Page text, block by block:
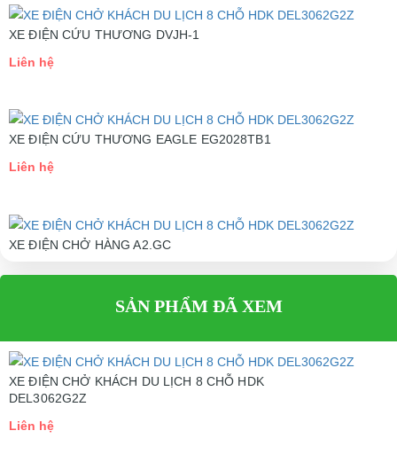
XE ĐIỆN CỨU THƯƠNG DVJH-1
Liên hệ
XE ĐIỆN CỨU THƯƠNG EAGLE EG2028TB1
Liên hệ
XE ĐIỆN CHỞ HÀNG A2.GC
Liên hệ
SẢN PHẨM ĐÃ XEM
XE ĐIỆN CHỞ KHÁCH DU LỊCH 8 CHỖ HDK
DEL3062G2Z
Liên hệ